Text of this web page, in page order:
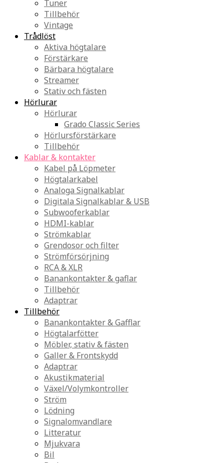
Tuner
Tillbehör
Vintage
Trådlöst
Aktiva högtalare
Förstärkare
Bärbara högtalare
Streamer
Stativ och fästen
Hörlurar
Hörlurar
Grado Classic Series
Hörlursförstärkare
Tillbehör
Kablar & kontakter
Kabel på Löpmeter
Högtalarkabel
Analoga Signalkablar
Digitala Signalkablar & USB
Subwooferkablar
HDMI-kablar
Strömkablar
Grendosor och filter
Strömförsörjning
RCA & XLR
Banankontakter & gaflar
Tillbehör
Adaptrar
Tillbehör
Banankontakter & Gafflar
Högtalarfötter
Möbler, stativ & fästen
Galler & Frontskydd
Adaptrar
Akustikmaterial
Växel/Volymkontroller
Ström
Lödning
Signalomvandlare
Litteratur
Mjukvara
Bil